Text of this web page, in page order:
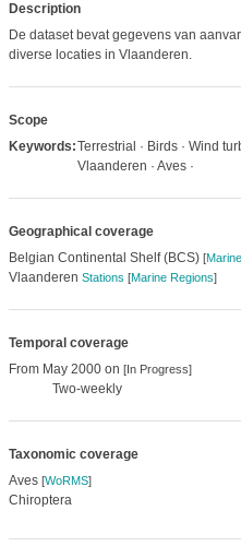
Description
De dataset bevat gegevens van
diverse locaties in Vlaanderen.
Scope
Keywords:Terrestrial · Birds · Wind
Vlaanderen · Aves ·
Geographical coverage
Belgian Continental Shelf (BCS) [
Vlaanderen Stations [Marine Regions]
Temporal coverage
From May 2000 on [In Progress]
Two-weekly
Taxonomic coverage
Aves [WoRMS]
Chiroptera